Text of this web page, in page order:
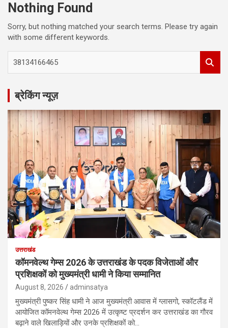
Nothing Found
Sorry, but nothing matched your search terms. Please try again
with some different keywords.
r
h
ब्रेकिंग न्यूज़
उत्तराखंड
कॉमनवेल्थ गेम्स 2026 के उत्तराखंड के पदक विजेताओं और
प्रशिक्षकों को मुख्यमंत्री धामी ने किया सम्मानित
August 8, 2026 adminsatya
मुख्यमंत्री पुष्कर सिंह धामी ने आज मुख्यमंत्री आवास में ग्लासगो, स्कॉटलैंड में
आयोजित कॉमनवेल्थ गेम्स 2026 में उत्कृष्ट प्रदर्शन कर उत्तराखंड का गौरव
बढ़ाने वाले खिलाड़ियों और उनके प्रशिक्षकों को…